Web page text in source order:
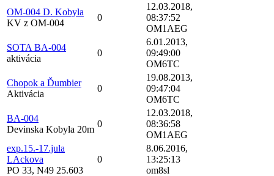
OM-004 D. Kobyla
KV z OM-004
0
12.03.2018,
08:37:52
OM1AEG
SOTA BA-004
aktivácia
0
6.01.2013,
09:49:00
OM6TC
Chopok a Ďumbier
Aktivácia
0
19.08.2013,
09:47:04
OM6TC
BA-004
Devinska Kobyla 20m
0
12.03.2018,
08:36:58
OM1AEG
exp.15.-17.jula
LAckova
PO 33, N49 25.603
0
8.06.2016,
13:25:13
om8sl